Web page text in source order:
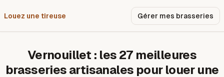
Louez une tireuse Gérer mes brasseries
Vernouillet : les 27 meilleures
brasseries artisanales pour louer une